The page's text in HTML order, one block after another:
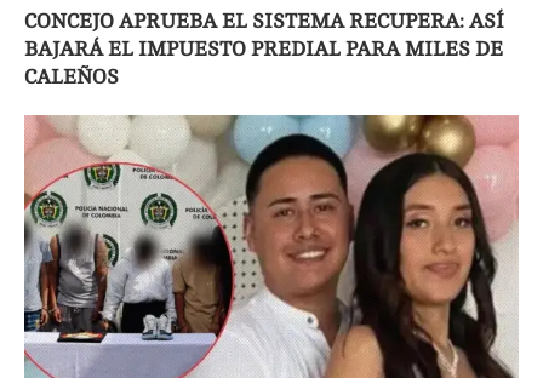
CONCEJO APRUEBA EL SISTEMA RECUPERA: ASÍ
BAJARÁ EL IMPUESTO PREDIAL PARA MILES DE
CALEÑOS